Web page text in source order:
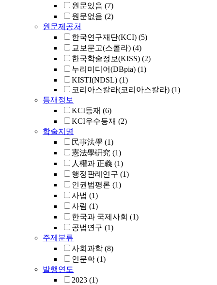
원문있음 (7)
원문없음 (2)
원문제공처
한국연구재단(KCI) (5)
교보문고(스콜라) (4)
한국학술정보(KISS) (2)
누리미디어(DBpia) (1)
KISTI(NDSL) (1)
코리아스칼라(코리아스칼라) (1)
등재정보
KCI등재 (6)
KCI우수등재 (2)
학술지명
民事法學 (1)
憲法學硏究 (1)
人權과 正義 (1)
행정판례연구 (1)
인권법평론 (1)
사법 (1)
사림 (1)
한국과 국제사회 (1)
공법연구 (1)
주제분류
사회과학 (8)
인문학 (1)
발행연도
2023 (1)